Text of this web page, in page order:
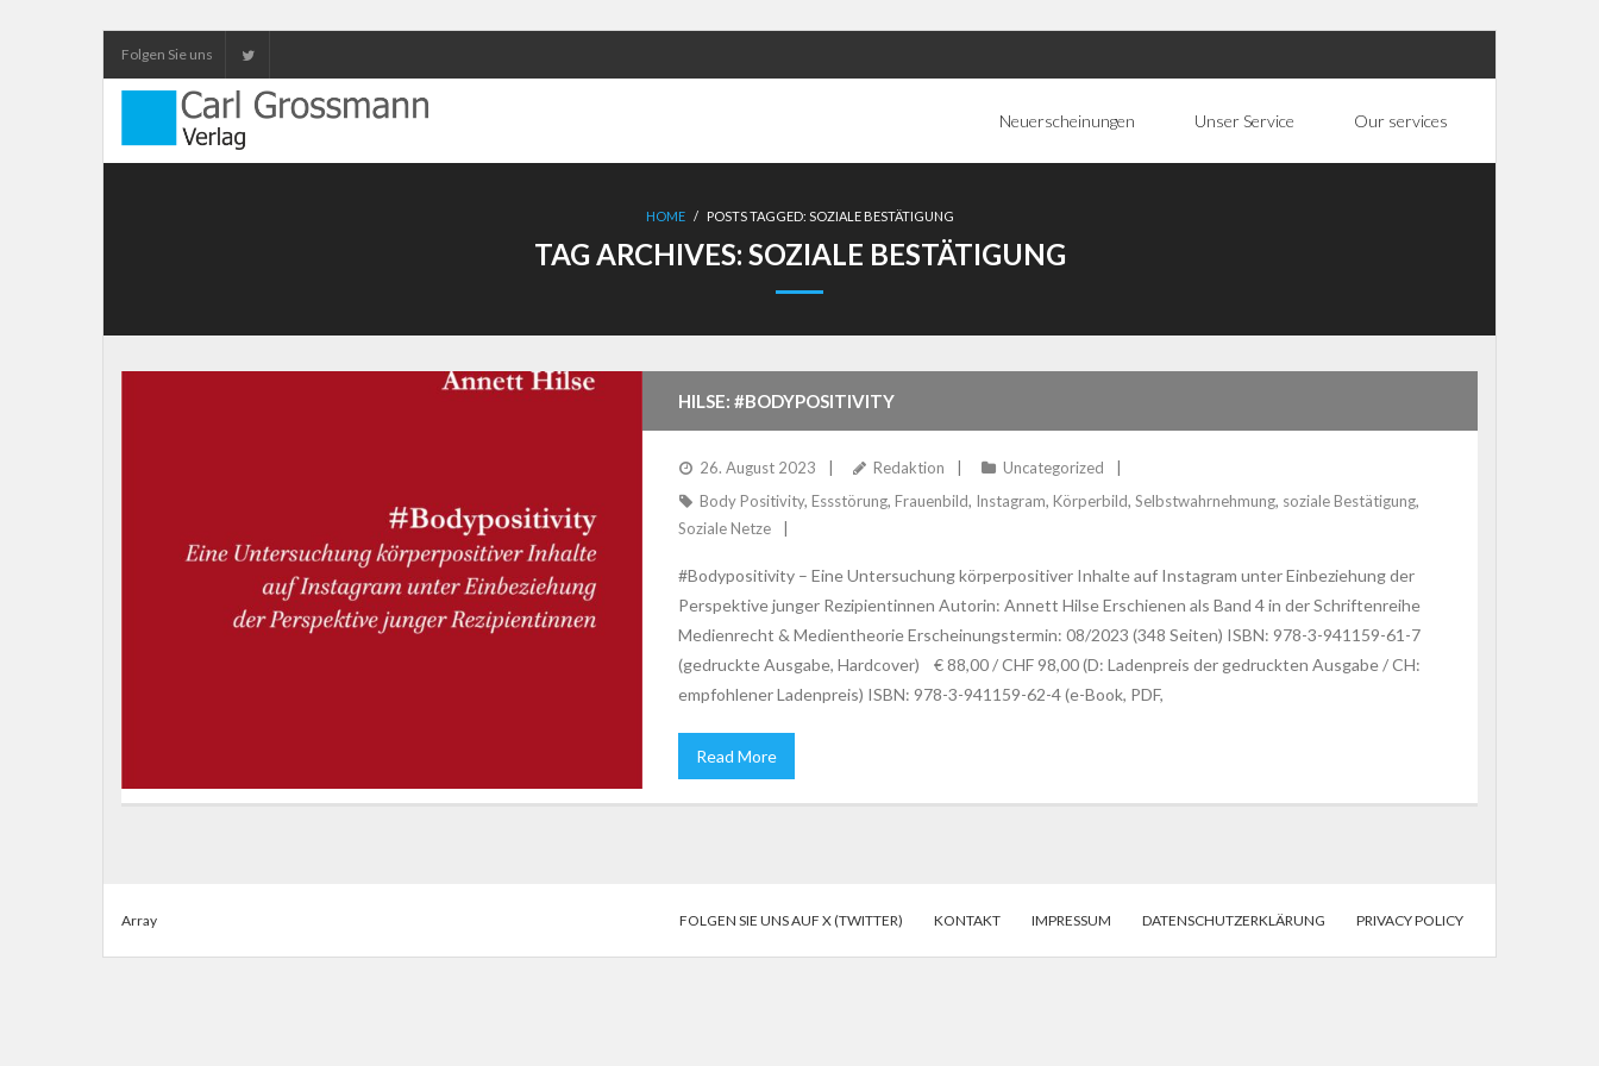
Folgen Sie uns
Neuerscheinungen Unser Service Our services
HOME / POSTS TAGGED: SOZIALE BESTÄTIGUNG
TAG ARCHIVES: SOZIALE BESTÄTIGUNG
HILSE: #BODYPOSITIVITY
26. August 2023 Redaktion
Uncategorized
Body Positivity, Essstörung, Frauenbild, Instagram, Körperbild, Selbstwahrnehmung, soziale Bestätigung,
Soziale Netze
#Bodypositivity – Eine Untersuchung körperpositiver Inhalte auf Instagram unter Einbeziehung der
Perspektive junger Rezipientinnen Autorin: Annett Hilse Erschienen als Band 4 in der Schriftenreihe
Medienrecht & Medientheorie Erscheinungstermin: 08/2023 (348 Seiten) ISBN: 978-3-941159-61-7
(gedruckte Ausgabe, Hardcover) € 88,00 / CHF 98,00 (D: Ladenpreis der gedruckten Ausgabe / CH:
empfohlener Ladenpreis) ISBN: 978-3-941159-62-4 (e-Book, PDF,
Read More
Array FOLGEN SIE UNS AUF X (TWITTER) KONTAKT IMPRESSUM DATENSCHUTZERKLÄRUNG PRIVACY POLICY